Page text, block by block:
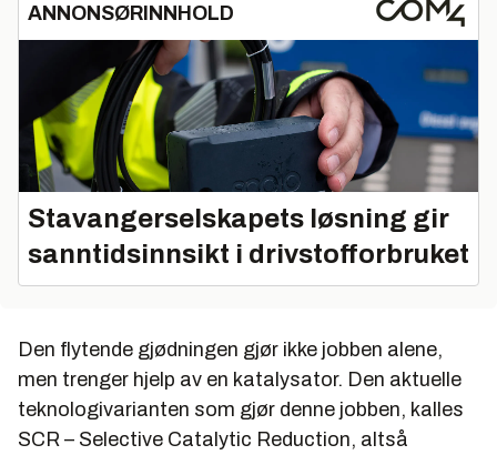
ANNONSØRINNHOLD
Stavangerselskapets løsning gir
sanntidsinnsikt i drivstofforbruket
Den flytende gjødningen gjør ikke jobben alene,
men trenger hjelp av en katalysator. Den aktuelle
teknologivarianten som gjør denne jobben, kalles
SCR – Selective Catalytic Reduction, altså